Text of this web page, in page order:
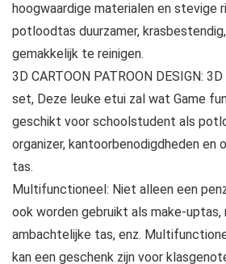
hoogwaardige materialen en stevige
potloodtas duurzamer,
gemakkelijk te reinigen.
3D CARTOON PATROON DESIGN:
set, Deze leuke etui zal wat Game
geschikt voor schoolstudent als
organizer, kantoorbenodigdheden en
tas.
Multifunctioneel: Niet alleen een
ook worden gebruikt als make-uptas,
ambachtelijke tas, enz.
kan een geschenk zijn voor